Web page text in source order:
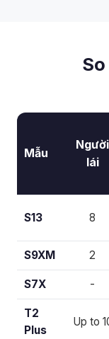
Mẫu
Người
lái
S13 8
S9XM 2
S7X -
T2
Plus
Up to